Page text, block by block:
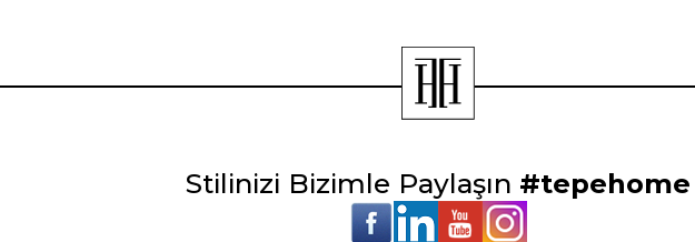
Stilinizi Bizimle Paylaşın #tepehome